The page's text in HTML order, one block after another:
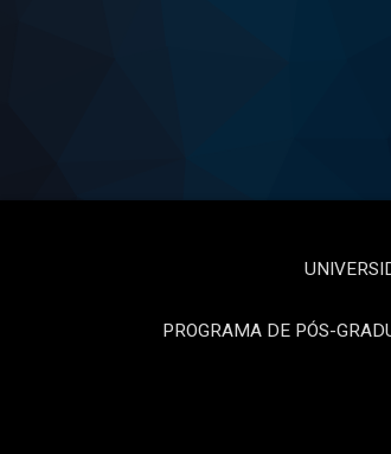
PROGRAMA DE PÓS-